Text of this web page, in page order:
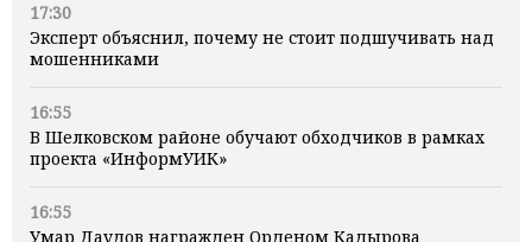
17:30
Эксперт объяснил, почему не стоит подшучивать над
мошенниками
16:55
В Шелковском районе обучают обходчиков в рамках
проекта «ИнформУИК»
16:55
Умар Даудов награжден Орденом Кадырова